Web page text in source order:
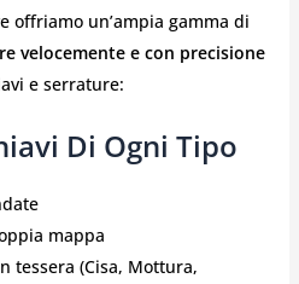
offriamo un’ampia gamma di
velocemente e con precisione
e serrature:
Di Ogni Tipo
mappa
tessera (Cisa, Mottura,